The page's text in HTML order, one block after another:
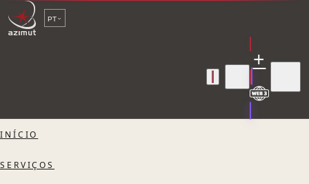
PT
+
INÍCIO
SERVIÇOS